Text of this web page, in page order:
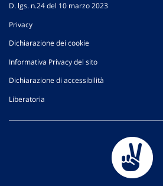
D. lgs. n.24 del 10 marzo 2023
Privacy
Dichiarazione dei cookie
Informativa Privacy del sito
Dichiarazione di accessibilità
Liberatoria